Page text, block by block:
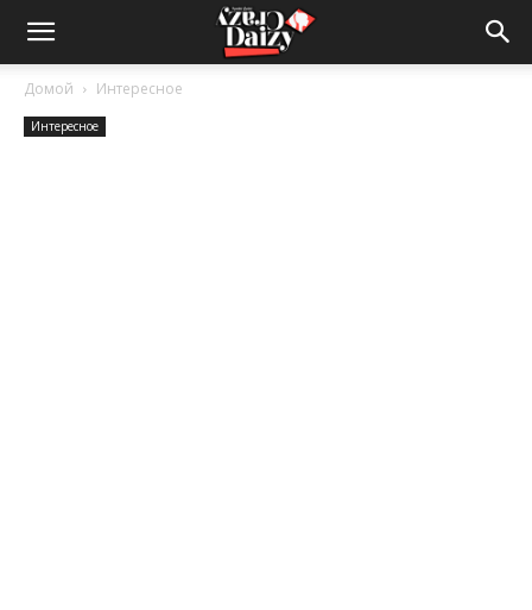
Crazy-
Daizy
Домой Интересное
Интересное